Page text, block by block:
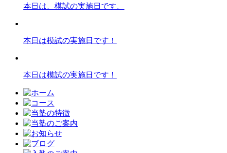
本日は、模試の実施日です。
本日は模試の実施日です！
本日は模試の実施日です！